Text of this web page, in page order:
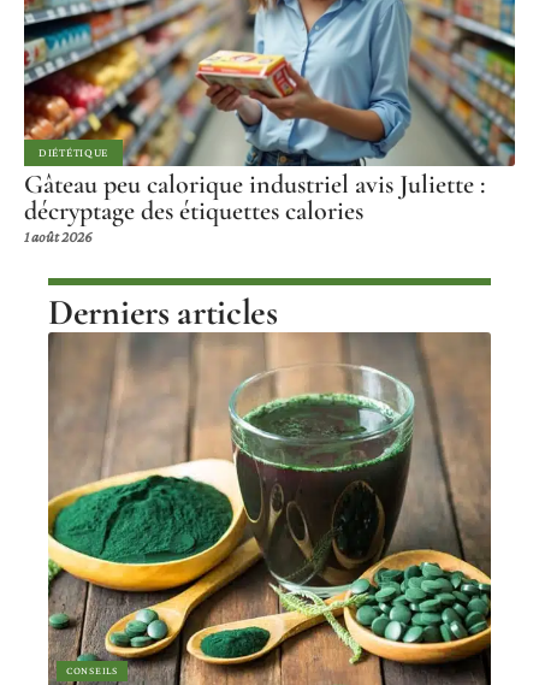
DIÉTÉTIQUE
Gâteau peu calorique industriel avis Juliette :
décryptage des étiquettes calories
1 août 2026
Derniers articles
CONSEILS